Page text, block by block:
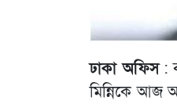
ঢাকা অফিস:
মিন্নিকে আজ